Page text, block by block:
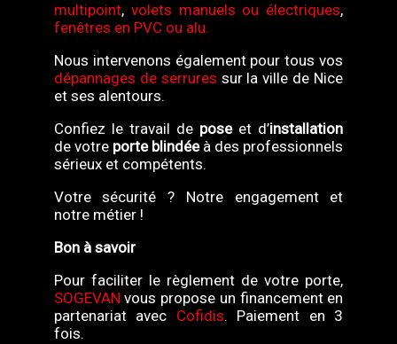
multipoint, volets manuels ou électriques,
fenêtres en PVC ou alu.
Nous intervenons également pour tous vos
dépannages de serrures sur la ville de Nice
et ses alentours.
Confiez le travail de poseet d’installation
de votre porte blindéeà des professionnels
sérieux et compétents.
Votre sécurité ? Notre engagement et
notre métier !
Bon à savoir
Pour faciliter le règlement de votre porte,
SOGEVAN vous propose un financement en
partenariat avec Cofidis. Paiement en 3
fois.